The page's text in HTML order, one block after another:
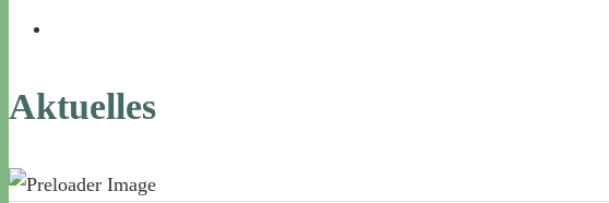
Aktuelles